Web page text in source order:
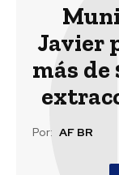
Javier
más
Por: AF BR